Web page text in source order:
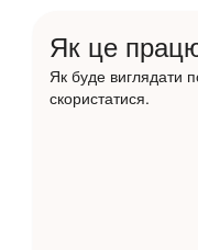
Як це
Як буде виглядати
скористатися.